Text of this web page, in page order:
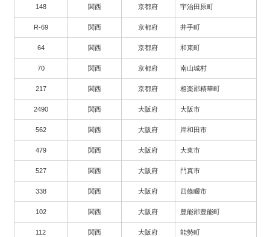
148 関西 京都府 宇治田原町
R-69 関西 京都府 井手町
64 関西 京都府 和束町
70 関西 京都府 南山城村
217 関西 京都府 相楽郡精華町
2490 関西 大阪府 大阪市
562 関西 大阪府 岸和田市
479 関西 大阪府 大東市
527 関西 大阪府 門真市
338 関西 大阪府 四條畷市
102 関西 大阪府 豊能郡豊能町
112 関西 大阪府 能勢町